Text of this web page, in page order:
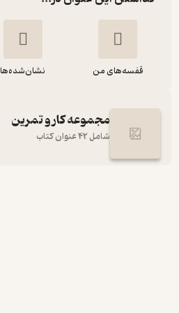
قفسه‌های من نشان‌شده‌ها
مجموعه کار و تمرین
شامل 42 عنوان کتاب